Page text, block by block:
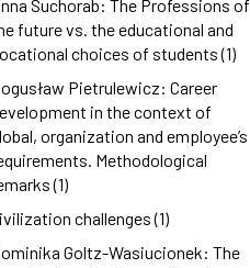
Suchorab: The Professions of
future vs. the educational and
choices of students (1)
Pietrulewicz: Career
in the context of
organization and employee’s
Methodological
(1)
challenges (1)
Goltz-Wasiucionek: The